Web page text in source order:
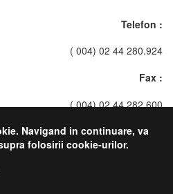
Telefon :
( 004) 02 44 280.924
Fax :
( 004) 02 44 282.600
Navigand in continuare, va
folosirii cookie-urilor.